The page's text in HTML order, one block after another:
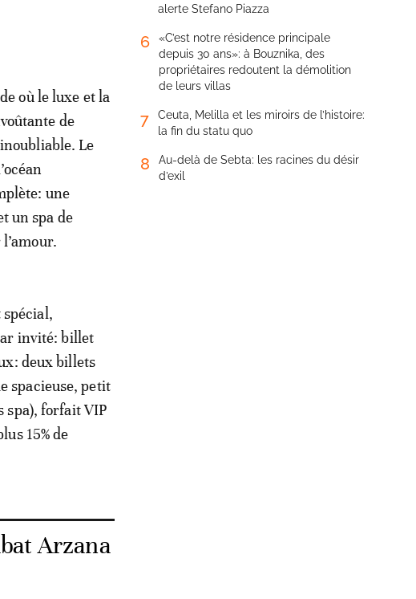
où le luxe et la
de
Le
une
un spa de
invité: billet
deux billets
spacieuse, petit
spa), forfait VIP
15% de
Arzana
alerte Stefano Piazza
6
«C’est notre résidence principale
depuis 30 ans»: à Bouznika, des
propriétaires redoutent la démolition
de leurs villas
7
Ceuta, Melilla et les miroirs de l’histoire:
la fin du statu quo
8
Au-delà de Sebta: les racines du désir
d’exil